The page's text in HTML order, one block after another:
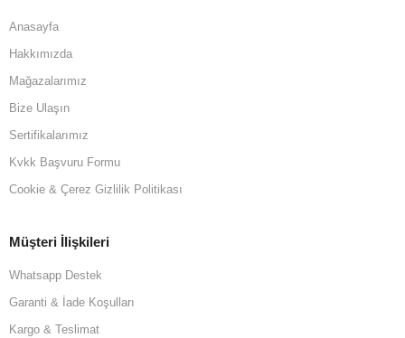
Anasayfa
Hakkımızda
Mağazalarımız
Bize Ulaşın
Sertifikalarımız
Kvkk Başvuru Formu
Cookie & Çerez Gizlilik Politikası
Müşteri İlişkileri
Whatsapp Destek
Garanti & İade Koşulları
Kargo & Teslimat